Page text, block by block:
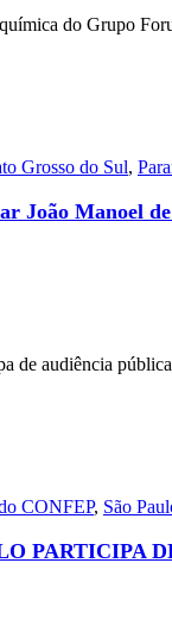
do Grupo
Grosso do Sul,
João Manoel
de audiência
CONFEP, São
PARTICIPA